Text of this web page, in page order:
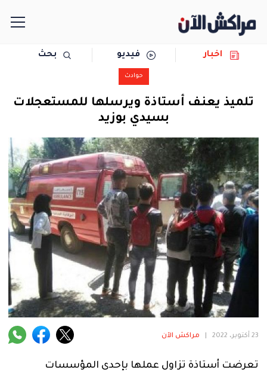
مجتمع
رياضة
حوادث
دولية
المرأة
فنية
منوعة
آراء
اخبار فيديو بحث
حوادث
تلميذ يعنـف أستاذة ويرسلها للمستعجلات
بسيدي بوزيد
23 أكتوبر، 2022 مراكش الآن
تعرضت أستاذة تزاول عملها بإحدى المؤسسات